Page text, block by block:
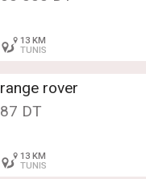
13 KM
TUNIS
range rover
87 DT
13 KM
TUNIS